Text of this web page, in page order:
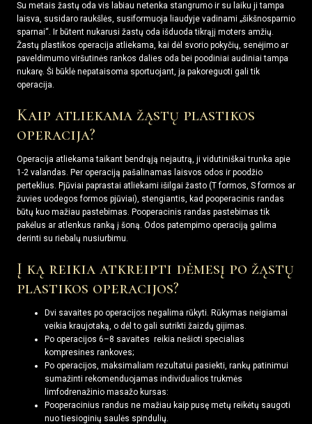
Su metais žastų oda vis labiau netenka stangrumo ir su laiku ji tampa
laisva, susidaro raukšlės, susiformuoja liaudyje vadinami „šikšnosparnio
sparnai“. Ir būtent nukarusi žastų oda išduoda tikrąjį moters amžių.
Žastų plastikos operacija atliekama, kai dėl svorio pokyčių, senėjimo ar
paveldimumo viršutinės rankos dalies oda bei poodiniai audiniai tampa
nukarę. Ši būklė nepataisoma sportuojant, ja pakoreguoti gali tik
operacija.
Kaip atliekama žąstų plastikos
operacija?
Operacija atliekama taikant bendrąją nejautrą, ji vidutiniškai trunka apie
1-2 valandas. Per operaciją pašalinamas laisvos odos ir poodžio
perteklius. Pjūviai paprastai atliekami išilgai žasto (T formos, S formos ar
žuvies uodegos formos pjūviai), stengiantis, kad pooperacinis randas
būtų kuo mažiau pastebimas. Pooperacinis randas pastebimas tik
pakėlus ar atlenkus ranką į šoną. Odos patempimo operaciją galima
derinti su riebalų nusiurbimu.
Į ką reikia atkreipti dėmesį po žąstų
plastikos operacijos?
Dvi savaites po operacijos negalima rūkyti. Rūkymas neigiamai
veikia kraujotaką, o dėl to gali sutrikti žaizdų gijimas.
Po operacijos 6–8 savaites reikia nešioti specialias
kompresines rankoves;
Po operacijos, maksimaliam rezultatui pasiekti, rankų patinimui
sumažinti rekomenduojamas individualios trukmės
limfodrenažinio masažo kursas:
Pooperacinius randus ne mažiau kaip pusę metų reikėtų saugoti
nuo tiesioginių saulės spindulių.